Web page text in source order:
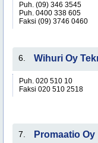
Puh. (09) 346 3545
Puh. 0400 338 605
Faksi (09) 3746 0460
6. Wihuri Oy
Puh. 020 510 10
Faksi 020 510 2518
7. Promaatio Oy